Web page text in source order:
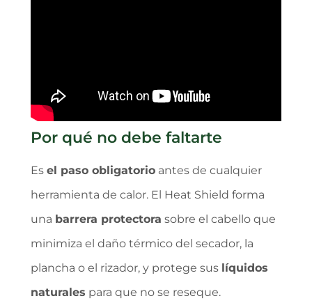
Por qué no debe faltarte
Es el paso obligatorio antes de cualquier
herramienta de calor. El Heat Shield forma
una barrera protectora sobre el cabello que
minimiza el daño térmico del secador, la
plancha o el rizador, y protege sus líquidos
naturales para que no se reseque.